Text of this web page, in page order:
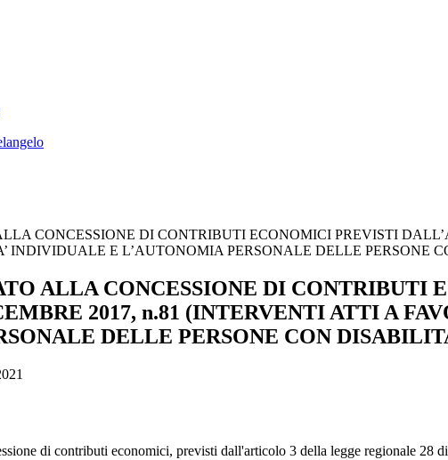
CONCESSIONE DI CONTRIBUTI ECONOMICI PREVISTI
INDIVIDUALE E L’AUTONOMIA PERSONALE DELLE PERSONE
ALLA CONCESSIONE DI CONTRIBUTI
2017, n.81 (INTERVENTI ATTI A
DELLE PERSONE CON
di contributi economici, previsti dall'articolo 3 della legge regionale